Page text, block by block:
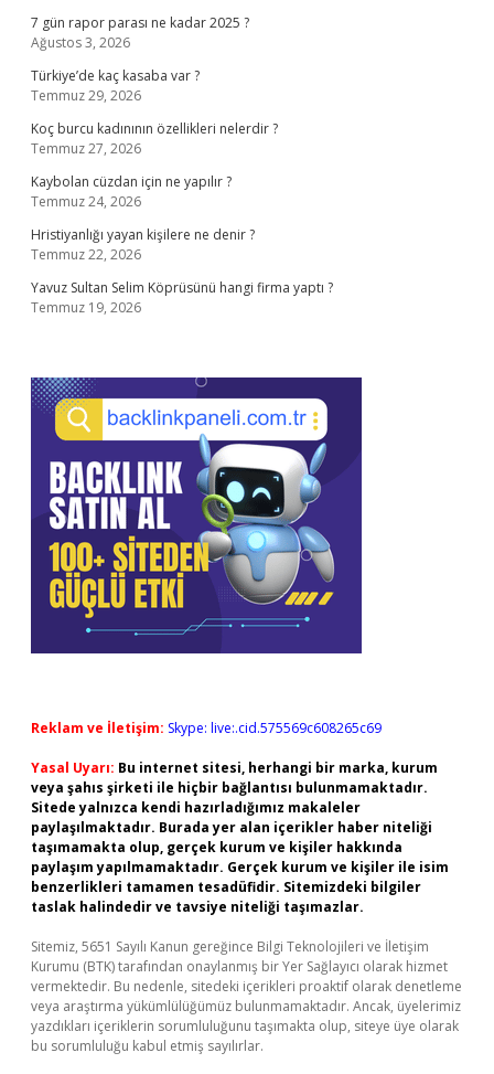
7 gün rapor parası ne kadar 2025 ?
Ağustos 3, 2026
Türkiye’de kaç kasaba var ?
Temmuz 29, 2026
Koç burcu kadınının özellikleri nelerdir ?
Temmuz 27, 2026
Kaybolan cüzdan için ne yapılır ?
Temmuz 24, 2026
Hristiyanlığı yayan kişilere ne denir ?
Temmuz 22, 2026
Yavuz Sultan Selim Köprüsünü hangi firma yaptı ?
Temmuz 19, 2026
Reklam ve İletişim: Skype: live:.cid.575569c608265c69
Yasal Uyarı: Bu internet sitesi, herhangi bir marka, kurum
veya şahıs şirketi ile hiçbir bağlantısı bulunmamaktadır.
Sitede yalnızca kendi hazırladığımız makaleler
paylaşılmaktadır. Burada yer alan içerikler haber niteliği
taşımamakta olup, gerçek kurum ve kişiler hakkında
paylaşım yapılmamaktadır. Gerçek kurum ve kişiler ile isim
benzerlikleri tamamen tesadüfidir. Sitemizdeki bilgiler
taslak halindedir ve tavsiye niteliği taşımazlar.
Sitemiz, 5651 Sayılı Kanun gereğince Bilgi Teknolojileri ve İletişim
Kurumu (BTK) tarafından onaylanmış bir Yer Sağlayıcı olarak hizmet
vermektedir. Bu nedenle, sitedeki içerikleri proaktif olarak denetleme
veya araştırma yükümlülüğümüz bulunmamaktadır. Ancak, üyelerimiz
yazdıkları içeriklerin sorumluluğunu taşımakta olup, siteye üye olarak
bu sorumluluğu kabul etmiş sayılırlar.